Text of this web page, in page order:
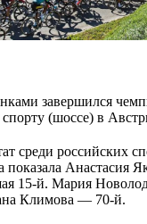
завершился
(шоссе) в
среди российских
показала Анастасия
15-й. Мария
Климова — 70-й.